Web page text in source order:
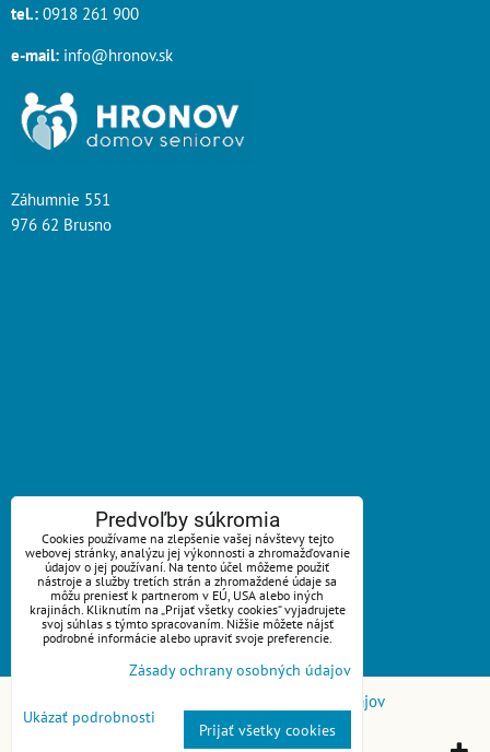
tel.: 0918 261 900
e-mail: info@hronov.sk
Záhumnie 551
976 62 Brusno
ZAVOLÁME VÁM SPÄŤ
Váš telefón:*
Zásady ochrany osobných údajov
Predvoľby súkromia
Cookies používame na zlepšenie vašej návštevy tejto
webovej stránky, analýzu jej výkonnosti a zhromažďovanie
údajov o jej používaní. Na tento účel môžeme použiť
nástroje a služby tretích strán a zhromaždené údaje sa
môžu preniesť k partnerom v EÚ, USA alebo iných
krajinách. Kliknutím na „Prijať všetky cookies“ vyjadrujete
svoj súhlas s týmto spracovaním. Nižšie môžete nájsť
podrobné informácie alebo upraviť svoje preferencie.
Zásady ochrany osobných údajov
Ukázať podrobnosti
Prijať všetky cookies